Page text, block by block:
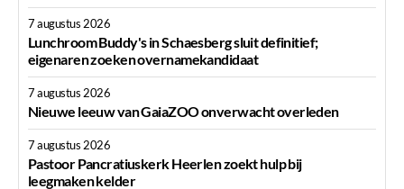
7 augustus 2026
Lunchroom Buddy's in Schaesberg sluit definitief;
eigenaren zoeken overnamekandidaat
7 augustus 2026
Nieuwe leeuw van GaiaZOO onverwacht overleden
7 augustus 2026
Pastoor Pancratiuskerk Heerlen zoekt hulp bij
leegmaken kelder